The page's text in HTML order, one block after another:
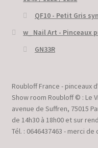
QF10 - Petit Gris
w_ Nail Art - Pinceaux
GN33R
Roubloff France - pinceaux
Show room Roubloff © : Le
avenue de Suffren, 75015
de 14h30 à 18h00 et sur
Tél. : 0646437463 - merci